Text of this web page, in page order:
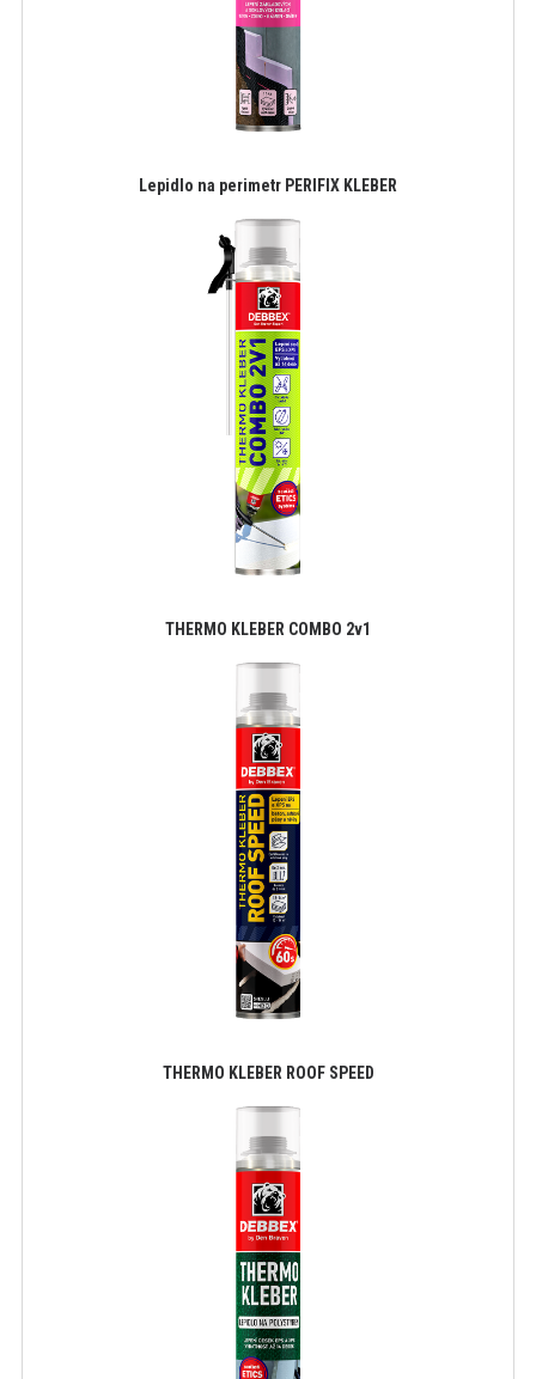
Lepidlo na perimetr PERIFIX KLEBER
THERMO KLEBER COMBO 2v1
THERMO KLEBER ROOF SPEED